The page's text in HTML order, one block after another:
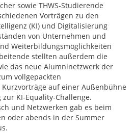
sowie THWS-Studierende
Vorträgen zu den
(KI) und Digitalisierung
von Unternehmen und
Weiterbildungsmöglichkeiten
stellten außerdem die
das neue Alumninetzwerk der
vollgepackten
auf einer Außenbühne
KI-Equality-Challenge.
und Netzwerken gab es beim
oder abends in der Summer